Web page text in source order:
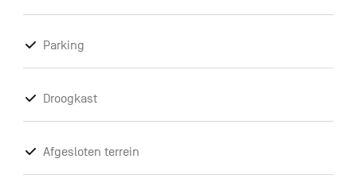
Parking
Droogkast
Afgesloten terrein